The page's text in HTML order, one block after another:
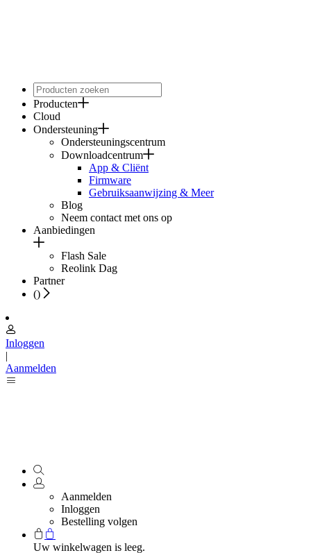
Producten
Cloud
Ondersteuning
Ondersteuningscentrum
Downloadcentrum
App & Cliënt
Firmware
Gebruiksaanwijzing & Meer
Blog
Neem contact met ons op
Aanbiedingen
Flash Sale
Reolink Dag
Partner
()
Inloggen
|
Aanmelden
Aanmelden
Inloggen
Bestelling volgen
Uw winkelwagen is leeg.